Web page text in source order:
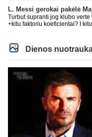
Turbut supranti jog klubo
+kitu faktoriu koeficientai? I
milzinisko klubo vertes suoli
on-point, jeigu jau musu
CR atveju - numusima.
Dienos